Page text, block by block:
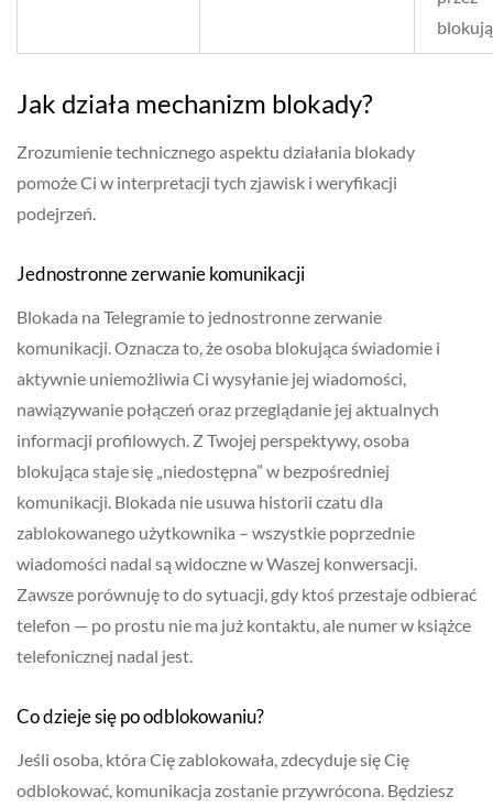
Jak działa mechanizm blokady?
Zrozumienie technicznego aspektu działania blokady
pomoże Ci w interpretacji tych zjawisk i weryfikacji
podejrzeń.
Jednostronne zerwanie komunikacji
Blokada na Telegramie to jednostronne zerwanie
komunikacji. Oznacza to, że osoba blokująca świadomie i
aktywnie uniemożliwia Ci wysyłanie jej wiadomości,
nawiązywanie połączeń oraz przeglądanie jej aktualnych
informacji profilowych. Z Twojej perspektywy, osoba
blokująca staje się „niedostępna” w bezpośredniej
komunikacji. Blokada nie usuwa historii czatu dla
zablokowanego użytkownika – wszystkie poprzednie
wiadomości nadal są widoczne w Waszej konwersacji.
Zawsze porównuję to do sytuacji, gdy ktoś przestaje odbierać
telefon — po prostu nie ma już kontaktu, ale numer w książce
telefonicznej nadal jest.
Co dzieje się po odblokowaniu?
Jeśli osoba, która Cię zablokowała, zdecyduje się Cię
odblokować, komunikacja zostanie przywrócona. Będziesz